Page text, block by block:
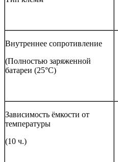
Внутреннее сопротивление
(Полностью заряженной
батареи (25°С)
Зависимость ёмкости от
температуры
(10 ч.)